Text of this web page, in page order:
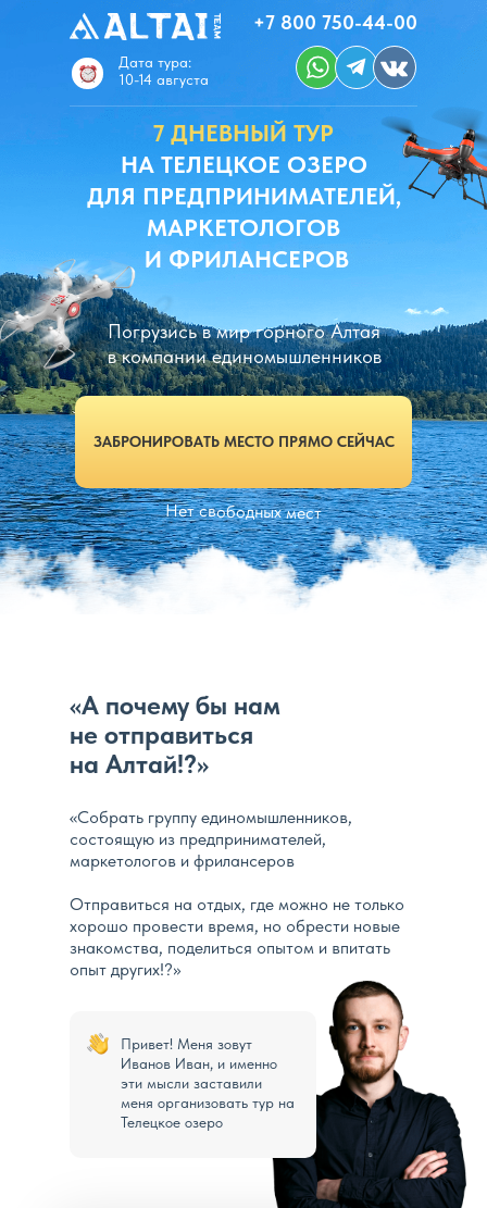
ЗАБРОНИРОВАТЬ МЕСТО ПРЯМО СЕЙЧАС
Нет свободных мест
+7 800 750-44-00
Дата тура:
10-14 августа
7 ДНЕВНЫЙ ТУР
НА ТЕЛЕЦКОЕ ОЗЕРО
ДЛЯ ПРЕДПРИНИМАТЕЛЕЙ,
МАРКЕТОЛОГОВ
И ФРИЛАНСЕРОВ
Погрузись в мир горного Алтая
в компании единомышленников
«А почему бы нам
не отправиться
на Алтай!?»
«Собрать группу единомышленников,
состоящую из предпринимателей,
маркетологов и фрилансеров
Отправиться на отдых, где можно не только
хорошо провести время, но обрести новые
знакомства, поделиться опытом и впитать
опыт других!?»
Привет! Меня зовут
Иванов Иван, и именно
эти мысли заставили
меня организовать тур на
Телецкое озеро